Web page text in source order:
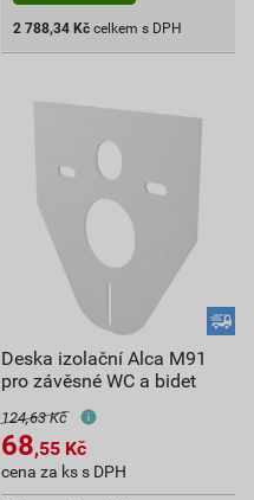
2 788,34 Kč celkem s DPH
Deska izolační Alca M91
pro závěsné WC a bidet
124,63 Kč
68,55 Kč
cena za ks s DPH